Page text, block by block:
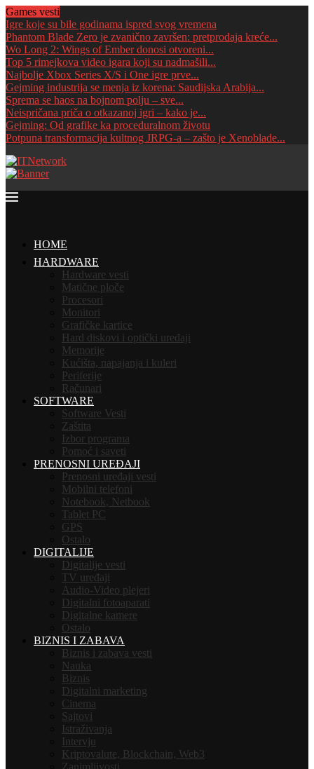
Games vesti
Igre koje su bile godinama ispred svog vremena
Phantom Blade Zero je zvanično završen: pretprodaja kreće...
Wo Long 2: Wings of Ember donosi otvoreni...
Top 5 rimejkova video igara koji su nadmašili...
Najbolje Xbox Series X/S i One igre prve...
Gejming industrija se menja iz korena: Saudijska Arabija...
Sprema se haos na bojnom polju – sve...
Neispričana priča o otkazanoj igri – kako je...
Gejming: Od grafike ka proceduralnom životu
Potpuna transformacija kultnog JRPG-a – zašto je Xenoblade...
HOME
HARDWARE
Hardware vesti
Matične ploče
Procesori
Monitori
Grafičke kartice
Hard diskovi i optički uređaji
Memorije
Kućišta, napajanja i kuleri
Periferije
Računari
SOFTWARE
Software Vesti
Zaštita
Izbor programa
Pomoć i saveti
PRENOSNI UREĐAJI
Prenosni uređaji vesti
Mobilni telefoni
Notebook, Netbook
Tablet PC
GPS
Ostalo
DIGITALIJE
Digitalije vesti
TV uređaji
Audio-Video plejeri
Digitalni fotoaparati
Digitalne kamere
Ostalo
BIZNIS I ZABAVA
Biznis i zabava vesti
Nauka
Biznis
Digitalni marketing
Cinema
Sajtovi
Istraživanja
Intervju
Kriptovalute, Blockchain, Web3
Zanimljivosti